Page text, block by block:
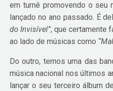
em turnê promovendo o seu
lançado no ano passado. É
do Invisível”, que certamente
ao lado de músicas como
Do outro, temos uma das
música nacional nos últimos
lançar o seu terceiro álbum